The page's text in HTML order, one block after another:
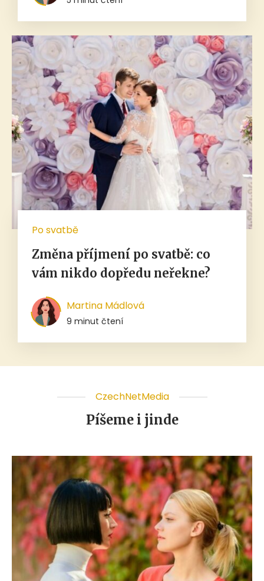
Po svatbě
Změna příjmení po svatbě: co
vám nikdo dopředu neřekne?
Martina Mádlová
9 minut čtení
CzechNetMedia
Píšeme i jinde